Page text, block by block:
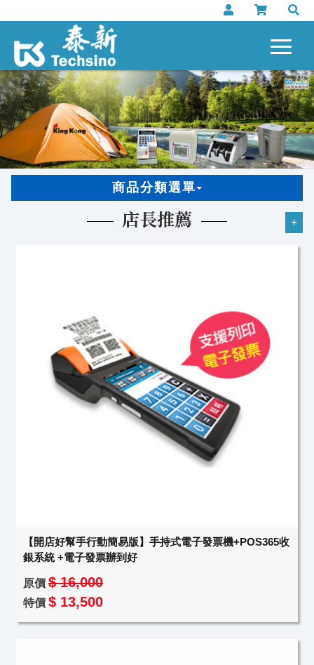
商品分類選單
店長推薦 +
【開店好幫手行動簡易版】手持式電子發票機+POS365收
銀系統 +電子發票辦到好
原價 $ 16,000
特價 $ 13,500